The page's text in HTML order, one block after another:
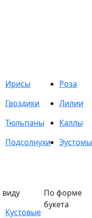
Ирисы
Роза
Гвоздики
Лилии
Тюльпаны
Каллы
Подсолнухи
Эустомы
Кустовые
По форме
букета